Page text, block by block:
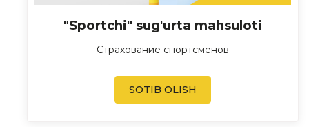
"Sportchi" sug'urta mahsuloti
Страхование спортсменов
SOTIB OLISH